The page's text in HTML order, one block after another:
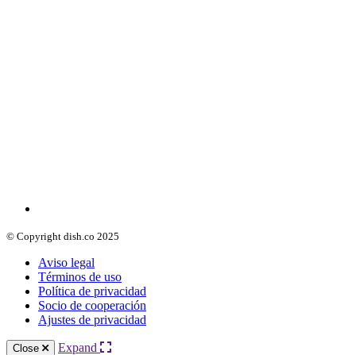
© Copyright dish.co 2025
Aviso legal
Términos de uso
Política de privacidad
Socio de cooperación
Ajustes de privacidad
Close Expand